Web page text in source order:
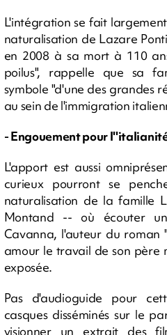
L'intégration se fait
naturalisation de Lazare
en 2008 à sa mort à 110
poilus", rappelle que sa
symbole "d'une des grandes
au sein de l'immigration
- Engouement pour
L'apport est aussi
curieux pourront se
naturalisation de la famille
Montand -- où écouter
Cavanna, l'auteur du roman
amour le travail de son père
exposée.
Pas d'audioguide pour
casques disséminés sur le
visionner un extrait des